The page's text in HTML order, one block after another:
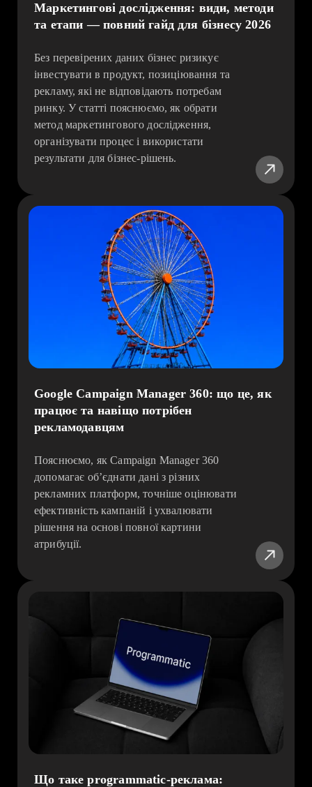
Маркетингові дослідження: види, методи
та етапи — повний гайд для бізнесу 2026
Без перевірених даних бізнес ризикує
інвестувати в продукт, позиціювання та
рекламу, які не відповідають потребам
ринку. У статті пояснюємо, як обрати
метод маркетингового дослідження,
організувати процес і використати
результати для бізнес-рішень.
Google Campaign Manager 360: що це, як
працює та навіщо потрібен
рекламодавцям
Пояснюємо, як Campaign Manager 360
допомагає об’єднати дані з різних
рекламних платформ, точніше оцінювати
ефективність кампаній і ухвалювати
рішення на основі повної картини
атрибуції.
Що таке programmatic-реклама: